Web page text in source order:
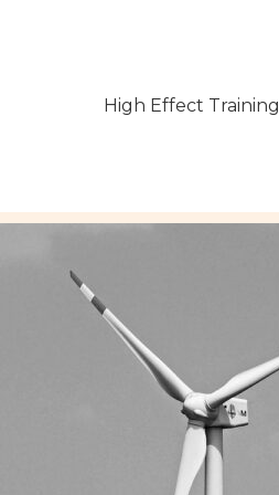
High Effect Training